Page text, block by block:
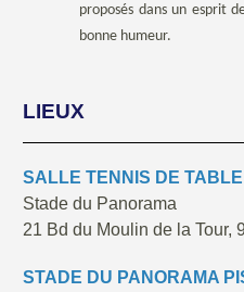
proposés dans un esprit
bonne humeur.
LIEUX
SALLE TENNIS DE TABLE
Stade du Panorama
21 Bd du Moulin de la Tour,
STADE DU PANORAMA